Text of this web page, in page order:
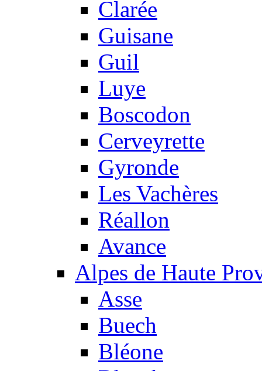
Clarée
Guisane
Guil
Luye
Boscodon
Cerveyrette
Gyronde
Les Vachères
Réallon
Avance
Alpes de Haute
Asse
Buech
Bléone